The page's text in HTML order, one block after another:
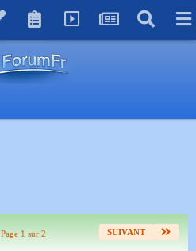
SUIVANT
Page 1 sur 2